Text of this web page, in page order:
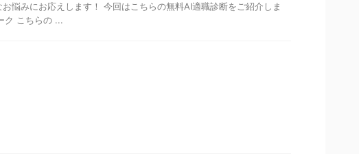
悩みにお応えします！ 今回はこちらの無料AI適職診断をご紹介しま
ク こちらの ...